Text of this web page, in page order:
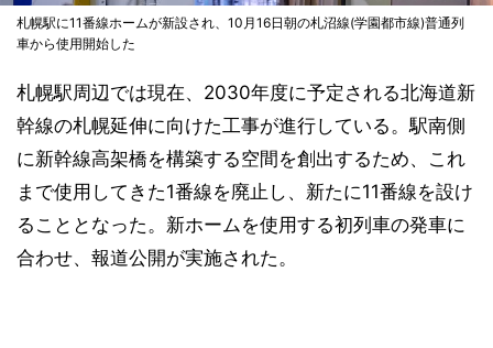
札幌駅に11番線ホームが新設され、10月16日朝の札沼線(学園都市線)普通列
車から使用開始した
札幌駅周辺では現在、2030年度に予定される北海道新
幹線の札幌延伸に向けた工事が進行している。駅南側
に新幹線高架橋を構築する空間を創出するため、これ
まで使用してきた1番線を廃止し、新たに11番線を設け
ることとなった。新ホームを使用する初列車の発車に
合わせ、報道公開が実施された。